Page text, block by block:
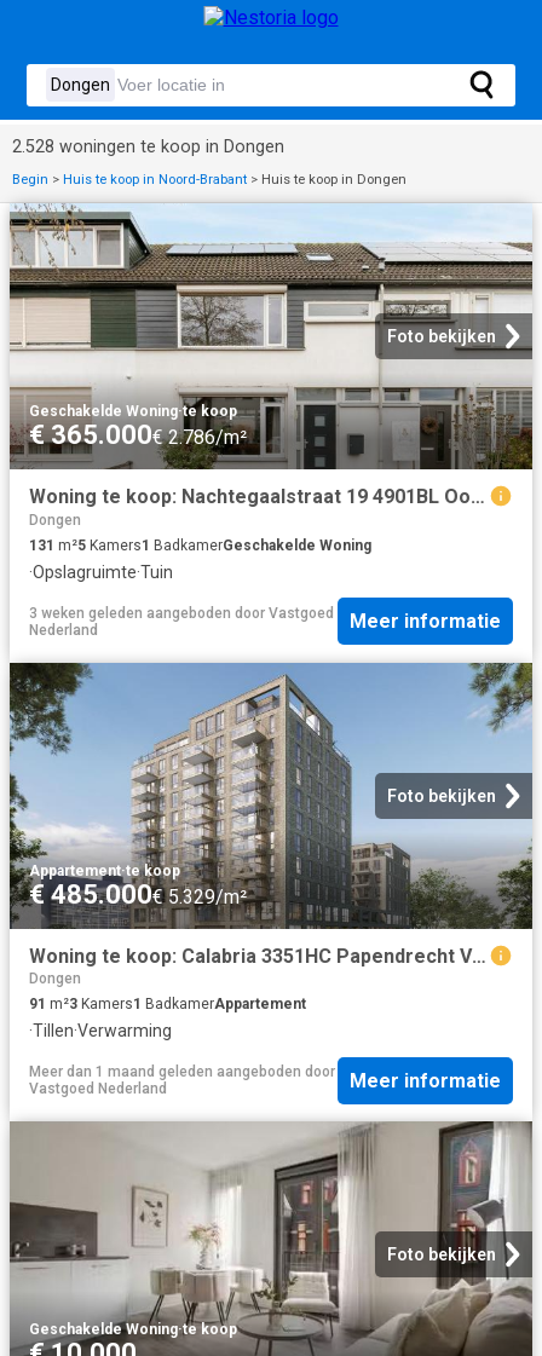
2.528 woningen te koop in Dongen
Begin > Huis te koop in Noord-Brabant > Huis te koop in Dongen
Foto bekijken
Geschakelde Woning·te koop
€ 365.000€ 2.786/m²
Woning te koop: Nachtegaalstraat 19 4901BL Oosterhout Vastgoed Nederland
Dongen
131 m²5 Kamers1 BadkamerGeschakelde Woning
·Opslagruimte·Tuin
3 weken geleden aangeboden door Vastgoed
Nederland
Meer informatie
Foto bekijken
Appartement·te koop
€ 485.000€ 5.329/m²
Woning te koop: Calabria 3351HC Papendrecht Vastgoed Nederland
Dongen
91 m²3 Kamers1 BadkamerAppartement
·Tillen·Verwarming
Meer dan 1 maand geleden aangeboden door
Vastgoed Nederland
Meer informatie
Foto bekijken
Geschakelde Woning·te koop